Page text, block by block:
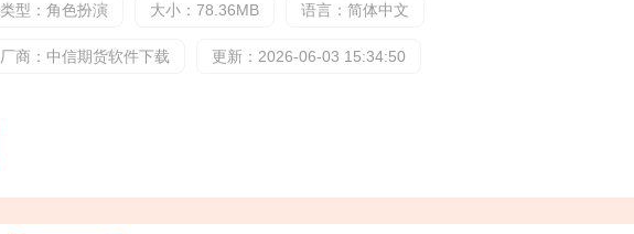
类型：角色扮演 大小：78.36MB 语言：简体中文
厂商：中信期货软件下载 更新：2026-06-03 15:34:50